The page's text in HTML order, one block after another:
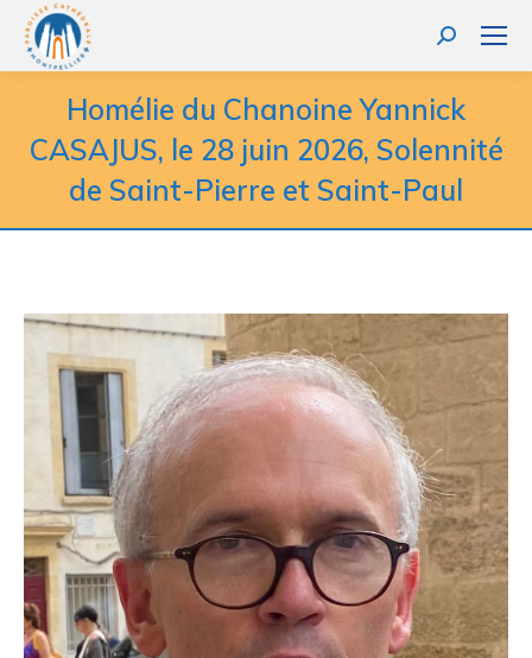
Homélie du Chanoine Yannick
CASAJUS, le 28 juin 2026, Solennité
de Saint-Pierre et Saint-Paul